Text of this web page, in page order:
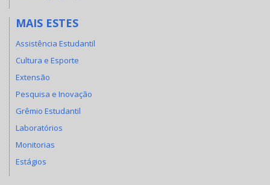
MAIS ESTES
Assistência Estudantil
Cultura e Esporte
Extensão
Pesquisa e Inovação
Grêmio Estudantil
Laboratórios
Monitorias
Estágios